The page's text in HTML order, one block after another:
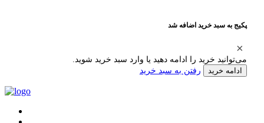
پکیج به سبد خرید اضافه شد
می‌توانید خرید را ادامه دهید یا وارد سبد خرید شوید.
ادامه خرید رفتن به سبد خرید